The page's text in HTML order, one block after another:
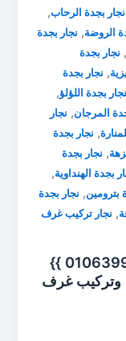
نجار بجدة الرحاب,
الروضة, نجار بجدة
, نجار بجدة
, نجار بجدة
نجار بجدة اللؤلؤ,
المرجان, نجار
, نجار بجدة
, نجار بجدة
بجدة الهنداوية,
بترومين, نجار بجدة
, نجار تركيب غرف
افضل نجار بجدة {{ للايجار 01063997733 }}
نجار لفك وتركيب غرف